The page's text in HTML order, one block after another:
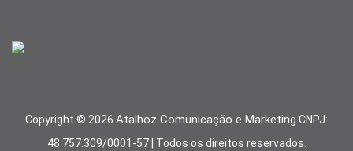
Copyright © 2026 Atalhoz Comunicação e Marketing CNPJ:
48.757.309/0001-57 | Todos os direitos reservados.